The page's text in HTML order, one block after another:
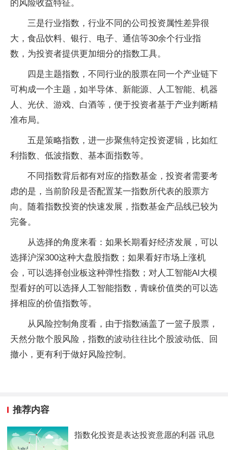
的风险收益特征。
三是行业指数，行业不同的公司投资属性差异很
大，食品饮料、银行、电子、通信等30余个行业指
数，为投资者提供更加细分的指数工具。
四是主题指数，不同行业的股票在同一个产业链下
可构成一个主题，如半导体、新能源、人工智能、机器
人、光伏、游戏、白酒等，便于投资者基于产业判断精
准布局。
五是策略指数，进一步聚焦特定投资逻辑，比如红
利指数、低波指数、基本面指数等。
不同指数背后都有对应的指数基金，投资者需要考
虑的是，当前阶段是否配置某一指数所代表的股票方
向。随着指数投资的快速发展，指数基金产品线已较为
完备。
从选择的角度来看：如果长期看好经济发展，可以
选择沪深300这种大盘股指数；如果看好市场上涨机
会，可以选择创业板这种弹性指数；对人工智能AI大模
型看好的可以选择人工智能指数，青睐价值类的可以选
择相应的价值指数等。
从风险控制角度看，由于指数涵盖了一篮子股票，
天然分散个股风险，指数的波动往往比个股波动低、回
撤小，更有利于做好风险控制。
推荐内容
指数化投资是表达投资意愿的利器 讯息